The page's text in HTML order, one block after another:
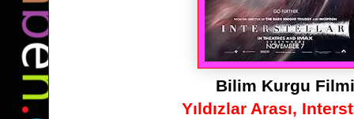
Bilim Kurgu Filmi
Yıldızlar Arası,